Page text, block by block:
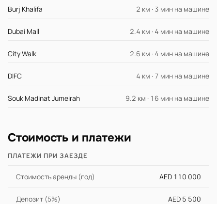
Burj Khalifa 2 км · 3 мин на машине
Dubai Mall 2.4 км · 4 мин на машине
City Walk 2.6 км · 4 мин на машине
DIFC 4 км · 7 мин на машине
Souk Madinat Jumeirah 9.2 км · 16 мин на машине
Стоимость и платежи
ПЛАТЕЖИ ПРИ ЗАЕЗДЕ
Стоимость аренды (год) AED 110 000
Депозит (5%) AED 5 500